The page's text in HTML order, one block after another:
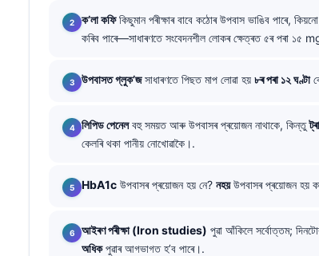
ক’লা কফিকিছুমান পৰীক্ষাৰ বাবে কঠোৰ উপবাস ভাঙিব পাৰে,
কৰিব পাৰে—সাধাৰণতে সংবেদনশীল লোকৰ ক্ষেত্ৰত ৫ৰ পৰা ১৫
উপবাসত গ্লুক’জসাধাৰণতে পিছত মাপ লোৱা হয় ৮ৰ পৰা ১২ ঘণ্টা
লিপিড পেনেলবহু সময়ত আৰু উপবাসৰ প্ৰয়োজন নাথাকে, কিন্তু
কেলৰি থকা পানীয় নোখোৱাকৈ।.
HbA1c উপবাসৰ প্ৰয়োজন হয় নে? নহয়উপবাসৰ প্ৰয়োজন হয়
আইৰণ পৰীক্ষা (Iron studies) পুৱা আঁকিলে সৰ্বোত্তম;
অধিকপুৱাৰ আগভাগত হ’ব পাৰে।.